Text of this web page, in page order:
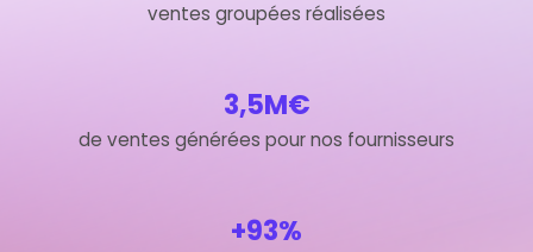
ventes groupées réalisées
3,5M€
de ventes générées pour nos fournisseurs
+93%